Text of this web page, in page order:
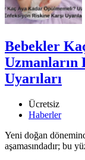
Bebekler
Uzmanların
Uyarıları
Ücretsiz
Haberler
Yeni doğan
aşamasındadır; bu